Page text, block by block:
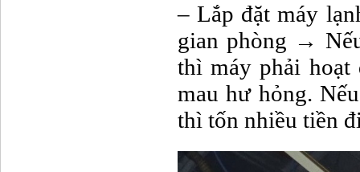
– Lắp đặt máy
gian phòng →
thì máy phải hoạt
mau hư hỏng.
thì tốn nhiều tiền